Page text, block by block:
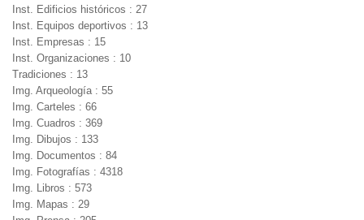
Inst. Edificios históricos : 27
Inst. Equipos deportivos : 13
Inst. Empresas : 15
Inst. Organizaciones : 10
Tradiciones : 13
Img. Arqueología : 55
Img. Carteles : 66
Img. Cuadros : 369
Img. Dibujos : 133
Img. Documentos : 84
Img. Fotografías : 4318
Img. Libros : 573
Img. Mapas : 29